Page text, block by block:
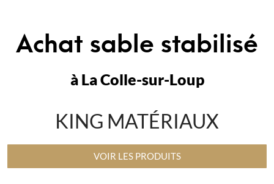
Achat sable stabilisé
à La Colle-sur-Loup
KING MATÉRIAUX
VOIR LES PRODUITS